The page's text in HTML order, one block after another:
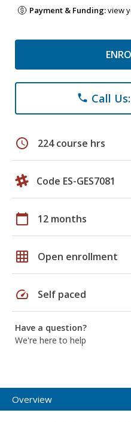
Payment & Funding:view
phone Call
schedule 224 course hrs
Code ES-GES7081
calendar_today 12 months
grid_on Open enrollment
speed Self paced
Have a question?
We're here to help
Overview